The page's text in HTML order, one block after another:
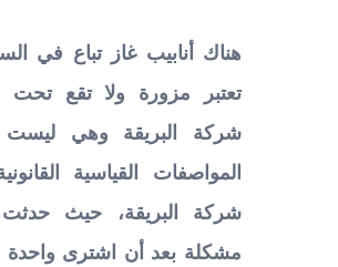
هناك أنابيب غاز تباع في
تعتبر مزورة ولا تقع تحت
شركة البريقة وهي
المواصفات القياسية
شركة البريقة، حيث حدثت
مشكلة بعد أن اشترى واحدة